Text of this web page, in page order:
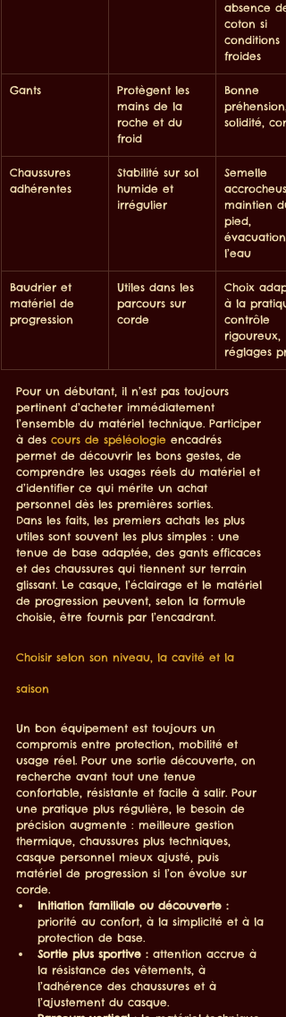
absence
coton si
conditions
froides
Gants
Protègent les
mains de la
roche et du
froid
Bonne
préhension,
solidité,
Chaussures
adhérentes
Stabilité sur sol
humide et
irrégulier
Semelle
maintien
pied,
l’eau
Baudrier et
matériel de
progression
Utiles dans les
parcours sur
corde
Choix
à la
contrôle
rigoureux,
réglages
Pour un débutant, il n’est pas toujours
pertinent d’acheter immédiatement
l’ensemble du matériel technique. Participer
à des cours de spéléologie encadrés
permet de découvrir les bons gestes, de
comprendre les usages réels du matériel et
d’identifier ce qui mérite un achat
personnel dès les premières sorties.
Dans les faits, les premiers achats les plus
utiles sont souvent les plus simples : une
tenue de base adaptée, des gants efficaces
et des chaussures qui tiennent sur terrain
glissant. Le casque, l’éclairage et le matériel
de progression peuvent, selon la formule
choisie, être fournis par l’encadrant.
Choisir selon son niveau, la cavité et la
saison
Un bon équipement est toujours un
compromis entre protection, mobilité et
usage réel. Pour une sortie découverte, on
recherche avant tout une tenue
confortable, résistante et facile à salir. Pour
une pratique plus régulière, le besoin de
précision augmente : meilleure gestion
thermique, chaussures plus techniques,
casque personnel mieux ajusté, puis
matériel de progression si l’on évolue sur
corde.
Initiation familiale ou découverte :
priorité au confort, à la simplicité et à la
protection de base.
Sortie plus sportive : attention accrue à
la résistance des vêtements, à
l’adhérence des chaussures et à
l’ajustement du casque.